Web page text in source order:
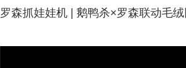
罗森抓娃娃机 | 鹅鸭杀×罗森联动毛绒